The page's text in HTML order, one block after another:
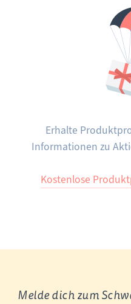
Erhalte
Informationen zu
Kostenlose
Melde dich zum